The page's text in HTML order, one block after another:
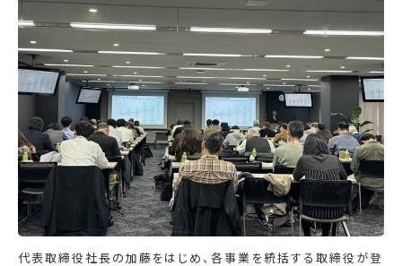
代表取締役社長の加藤をはじめ、各事業を統括する取締役が登